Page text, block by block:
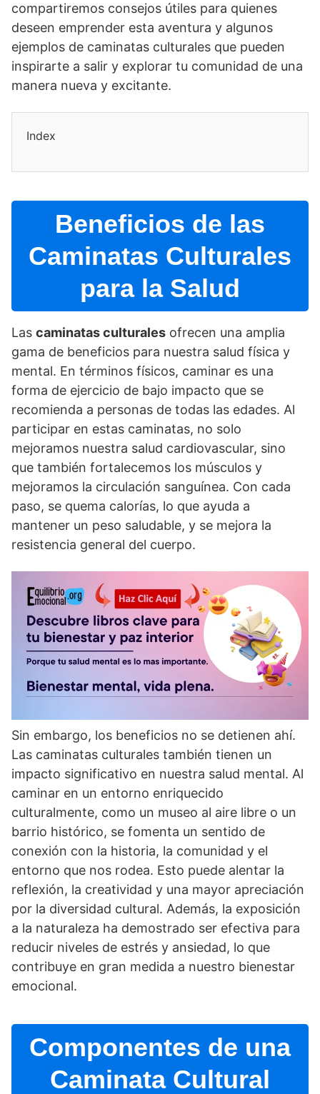
compartiremos consejos útiles para quienes
deseen emprender esta aventura y algunos
ejemplos de caminatas culturales que pueden
inspirarte a salir y explorar tu comunidad de una
manera nueva y excitante.
Index
Beneficios de las
Caminatas Culturales
para la Salud
Las caminatas culturales ofrecen una amplia
gama de beneficios para nuestra salud fí­sica y
mental. En términos fí­sicos, caminar es una
forma de ejercicio de bajo impacto que se
recomienda a personas de todas las edades. Al
participar en estas caminatas, no solo
mejoramos nuestra salud cardiovascular, sino
que también fortalecemos los músculos y
mejoramos la circulación sanguí­nea. Con cada
paso, se quema calorí­as, lo que ayuda a
mantener un peso saludable, y se mejora la
resistencia general del cuerpo.
Sin embargo, los beneficios no se detienen ahí­.
Las caminatas culturales también tienen un
impacto significativo en nuestra salud mental. Al
caminar en un entorno enriquecido
culturalmente, como un museo al aire libre o un
barrio histórico, se fomenta un sentido de
conexión con la historia, la comunidad y el
entorno que nos rodea. Esto puede alentar la
reflexión, la creatividad y una mayor apreciación
por la diversidad cultural. Además, la exposición
a la naturaleza ha demostrado ser efectiva para
reducir niveles de estrés y ansiedad, lo que
contribuye en gran medida a nuestro bienestar
emocional.
Componentes de una
Caminata Cultural